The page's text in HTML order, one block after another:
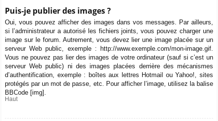
Puis-je publier des images ?
Oui, vous pouvez afficher des images dans vos messages. Par ailleurs,
si l’administrateur a autorisé les fichiers joints, vous pouvez charger une
image sur le forum. Autrement, vous devez lier une image placée sur un
serveur Web public, exemple : http://www.exemple.com/mon-image.gif.
Vous ne pouvez pas lier des images de votre ordinateur (sauf si c’est un
serveur Web public) ni des images placées derrière des mécanismes
d’authentification, exemple : boîtes aux lettres Hotmail ou Yahoo!, sites
protégés par un mot de passe, etc. Pour afficher l’image, utilisez la balise
BBCode [img].
Haut